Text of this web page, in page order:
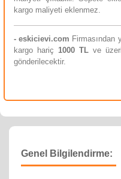
kargo maliyeti eklenmez.
-eskicievi.com Firmasından
kargo hariç1000 TL ve
gönderilecektir.
Genel Bilgilendirme: